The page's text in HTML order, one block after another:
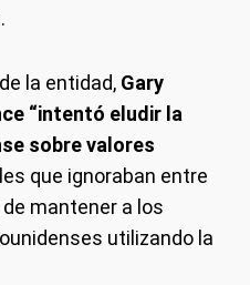
la entidad, Gary
“intentó eludir la
sobre valores
que ignoraban entre
mantener a los
utilizando la